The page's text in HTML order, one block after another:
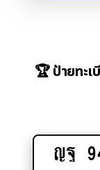
🏆 ป้ายทะ
ญฐ